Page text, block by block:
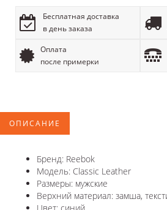
Бесплатная доставка
в день заказа
Оплата
после примерки
ОПИСАНИЕ
Бренд: Reebok
Модель: Classic Leather
Размеры: мужские
Верхний материал: замша,